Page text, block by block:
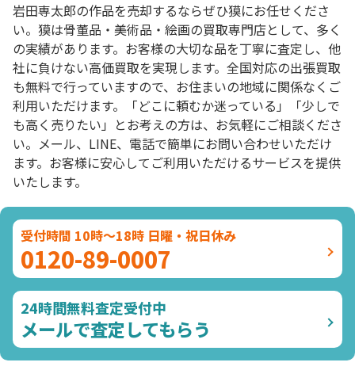
岩田専太郎の作品を売却するならぜひ獏にお任せくださ
い。獏は骨董品・美術品・絵画の買取専門店として、多く
の実績があります。お客様の大切な品を丁寧に査定し、他
社に負けない高価買取を実現します。全国対応の出張買取
も無料で行っていますので、お住まいの地域に関係なくご
利用いただけます。「どこに頼むか迷っている」「少しで
も高く売りたい」とお考えの方は、お気軽にご相談くださ
い。メール、LINE、電話で簡単にお問い合わせいただけ
ます。お客様に安心してご利用いただけるサービスを提供
いたします。
受付時間 10時～18時 日曜・祝日休み
0120-89-0007
24時間無料査定受付中
メールで査定してもらう